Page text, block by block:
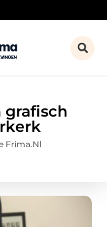
grafisch
Frima.nl